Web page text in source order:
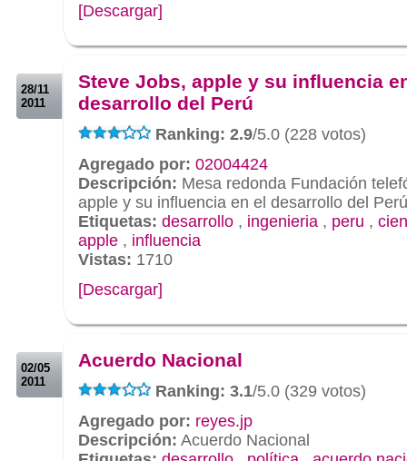
[Descargar]
28/11
2011
Steve Jobs, apple y su influencia
desarrollo del Perú
Ranking: 2.9/5.0 (228 votos)
Agregado por: 02004424
Descripción: Mesa redonda Fundación
apple y su influencia en el desarrollo del Perú
Etiquetas: desarrollo , ingenieria , peru ,
apple , influencia
Vistas: 1710
[Descargar]
02/05
2011
Acuerdo Nacional
Ranking: 3.1/5.0 (329 votos)
Agregado por: reyes.jp
Descripción: Acuerdo Nacional